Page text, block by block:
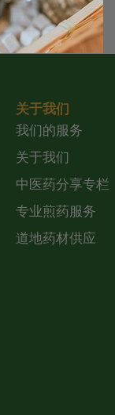
关于我们
我们的服务
关于我们
中医药分享专栏
专业煎药服务
道地药材供应